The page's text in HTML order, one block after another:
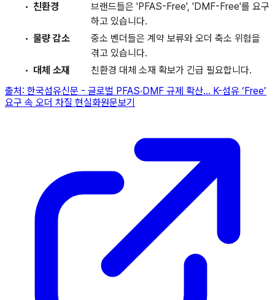
친환경
브랜드들은 'PFAS-Free', 'DMF-Free'를 요구
하고 있습니다.
물량 감소
중소 벤더들은 계약 보류와 오더 축소 위험을
겪고 있습니다.
대체 소재
친환경 대체 소재 확보가 긴급 필요합니다.
출처: 한국섬유신문 - 글로벌 PFAS·DMF 규제 확산… K-섬유 ‘Free’
요구 속 오더 차질 현실화원문보기